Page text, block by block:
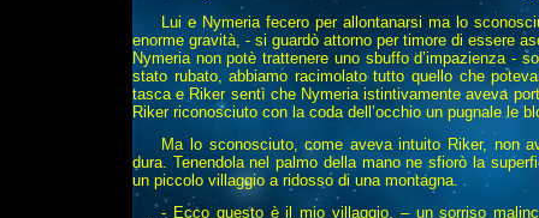
Lui e Nymeria fecero per allontanarsi ma lo
enorme gravità, - si guardò attorno per timore di essere
Nymeria non potè trattenere uno sbuffo d’impazienza -
stato rubato, abbiamo racimolato tutto quello che
tasca e Riker sentì che Nymeria istintivamente aveva
Riker riconosciuto con la coda dell’occhio un pugnale le
Ma lo sconosciuto, come aveva intuito Riker, non
dura. Tenendola nel palmo della mano ne sfiorò la
un piccolo villaggio a ridosso di una montagna.
- Ecco questo è il mio villaggio, – un sorriso